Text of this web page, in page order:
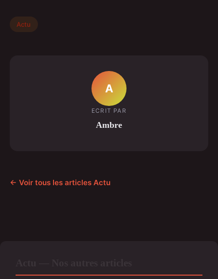
Actu
A
ECRIT PAR
Ambre
← Voir tous les articles Actu